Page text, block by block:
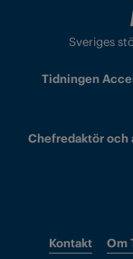
Sveriges
Tidningen
Chefredaktör och
Kontakt Om